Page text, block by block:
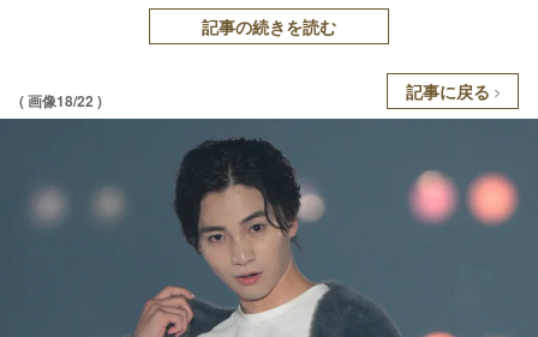
記事の続きを読む
( 画像18/22 ) 記事に戻る